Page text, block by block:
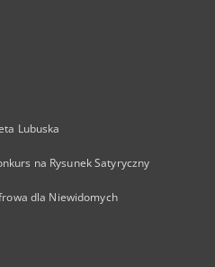
Lubuska
na Rysunek Satyryczny
dla Niewidomych